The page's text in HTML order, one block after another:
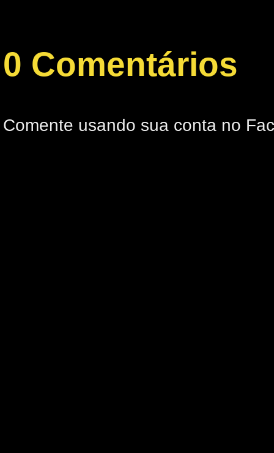
0 Comentários
Comente usando sua conta no